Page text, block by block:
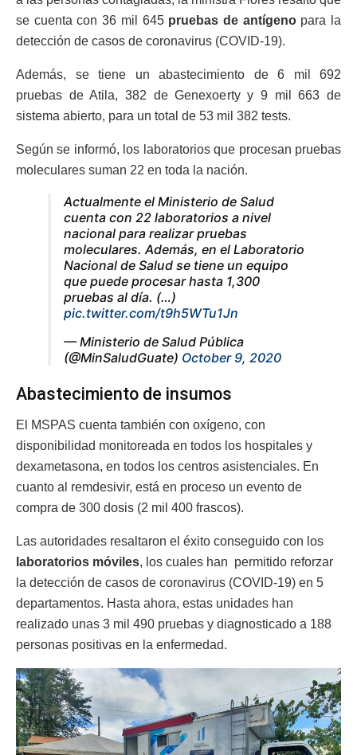
se cuenta con36 mil 645pruebas de antígenopara la
detección de casos de coronavirus (COVID-19).
Además, se tiene un abastecimiento de 6 mil 692
pruebas de Atila, 382 de Genexoerty y 9 mil 663 de
sistema abierto, para un total de 53 mil 382 tests.
Según se informó, los laboratorios que procesan pruebas
moleculares suman 22 en toda la nación.
Actualmente el Ministerio de Salud
cuenta con 22 laboratorios a nivel
nacional para realizar pruebas
moleculares. Además, en el Laboratorio
Nacional de Salud se tiene un equipo
que puede procesar hasta 1,300
pruebas al día. (…)
pic.twitter.com/t9h5WTu1Jn
— Ministerio de Salud Pública
(@MinSaludGuate) October 9, 2020
Abastecimiento de insumos
El MSPAS cuenta también con oxígeno, con
disponibilidad monitoreada en todos los hospitales y
dexametasona, en todos los centros asistenciales. En
cuanto al remdesivir, está en proceso un evento de
compra de 300 dosis (2 mil 400 frascos).
Las autoridades resaltaron el éxito conseguido con los
laboratorios móviles, los cuales han permitido reforzar
la detección de casos de coronavirus (COVID-19) en 5
departamentos. Hasta ahora, estas unidades han
realizado unas 3 mil 490 pruebas y diagnosticado a 188
personas positivas en la enfermedad.